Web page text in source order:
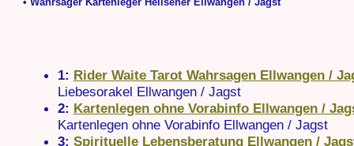
1: Rider Waite Tarot Wahrsagen Ellwangen /
Liebesorakel Ellwangen / Jagst
2: Kartenlegen ohne Vorabinfo Ellwangen /
Kartenlegen ohne Vorabinfo Ellwangen / Jagst
3: Spirituelle Lebensberatung Ellwangen /